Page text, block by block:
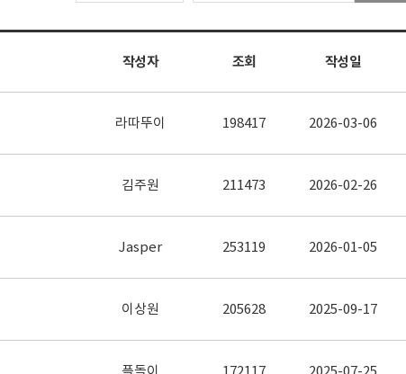
작성자 조회 작성일
라따뚜이 198417 2026-03-06
김주원 211473 2026-02-26
Jasper 253119 2026-01-05
이상원 205628 2025-09-17